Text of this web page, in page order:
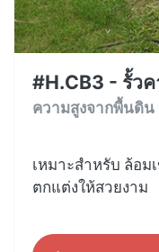
#H.CB3 - รั้ว
ความสูงจากพื้นดิน
เหมาะสำหรับ ล้อ
ตกแต่งให้สวยงาม